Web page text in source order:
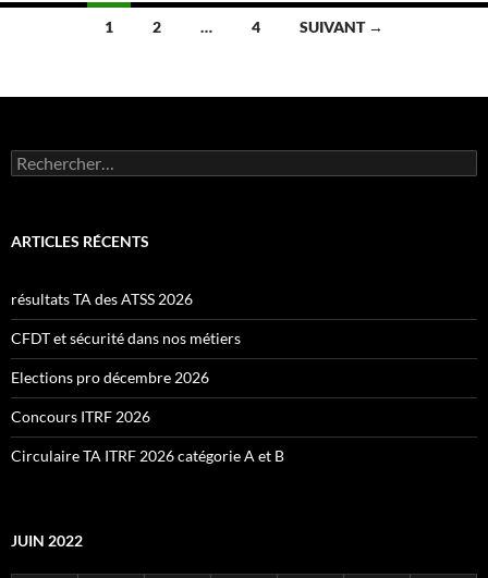
Navigation
articles
1 2 … 4 SUIVANT →
Rechercher :
ARTICLES RÉCENTS
résultats TA des ATSS 2026
CFDT et sécurité dans nos métiers
Elections pro décembre 2026
Concours ITRF 2026
Circulaire TA ITRF 2026 catégorie A et B
JUIN 2022